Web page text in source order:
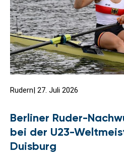
Rudern| 27. Juli 2026
Berliner Ruder-
bei der U23-
Duisburg